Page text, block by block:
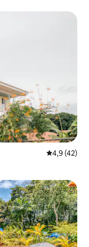
Просечна
4,9 (42)